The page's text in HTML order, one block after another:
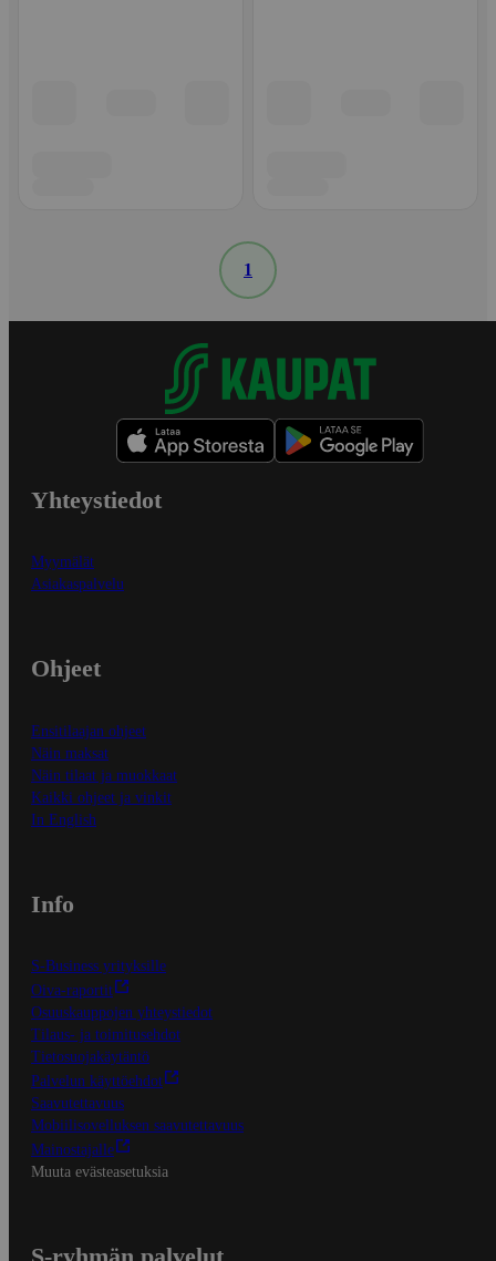
1
Yhteystiedot
Myymälät
Asiakaspalvelu
Ohjeet
Ensitilaajan ohjeet
Näin maksat
Näin tilaat ja muokkaat
Kaikki ohjeet ja vinkit
In English
Info
S-Business yrityksille
Oiva-raportit
Osuuskauppojen yhteystiedot
Tilaus- ja toimitusehdot
Tietosuojakäytäntö
Palvelun käyttöehdot
Saavutettavuus
Mobiilisovelluksen saavutettavuus
Mainostajalle
Muuta evästeasetuksia